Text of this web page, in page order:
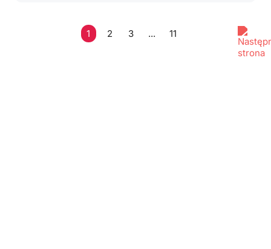
1 2 3 ... 11